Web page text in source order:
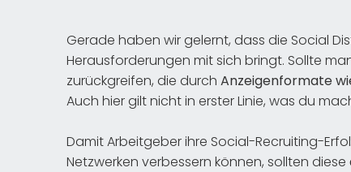
Gerade haben wir gelernt, dass die Social
Herausforderungen mit sich bringt. Sollte
zurückgreifen, die durch Anzeigenformate
Auch hier gilt nicht in erster Linie, was du
Damit Arbeitgeber ihre Social-Recruiting-
Netzwerken verbessern können, sollten diese